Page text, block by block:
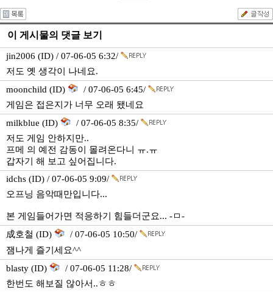
이 게시물의 댓글 보기
jin2006 (ID) / 07-06-05 6:32/
저도 옛 생각이 나네요.
moonchild (ID)
/ 07-06-05 6:45/
게임은 접은지가 너무 오래 됐네요
milkblue (ID)
/ 07-06-05 8:35/
저도 게임 안하지만..
프메 의 예전 감동이 몰려온다니 ㅠ.ㅠ
갑자기 해 보고 싶어집니다.
idchs (ID) / 07-06-05 9:09/
오프닝 음악때만입니다...
본 게임들어가면 적응하기 힘들더군요... -ㅁ-
成호철 (ID)
/ 07-06-05 10:50/
잼나게 즐기세요^^
blasty (ID)
/ 07-06-05 11:28/
한번도 해보질 않아서..ㅎㅎ